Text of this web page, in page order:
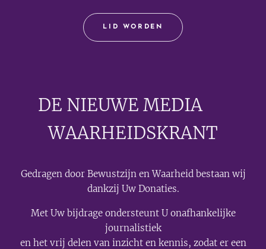
LID WORDEN
DE NIEUWE MEDIA🟣
WAARHEIDSKRANT
Gedragen door Bewustzijn en Waarheid bestaan wij
dankzij Uw Donaties.
Met Uw bijdrage ondersteunt U onafhankelijke
journalistiek
en het vrij delen van inzicht en kennis, zodat er een